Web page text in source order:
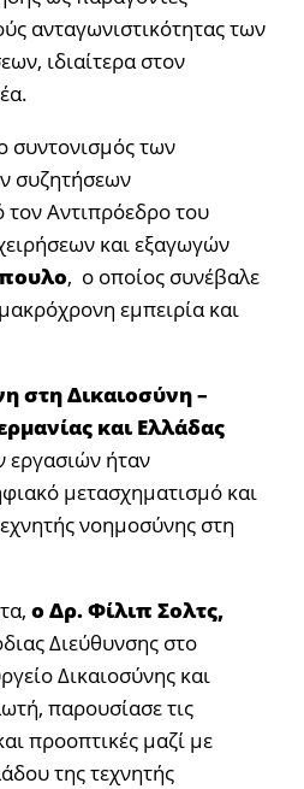
ανταγωνιστικότητας των
ιδιαίτερα στον
συντονισμός των
συζητήσεων
Αντιπρόεδρο του
και εξαγωγών
, ο οποίος συνέβαλε
εμπειρία και
στη Δικαιοσύνη –
και Ελλάδας
εργασιών ήταν
μετασχηματισμό και
νοημοσύνης στη
ο Δρ. Φίλιπ Σολτς,
Διεύθυνσης στο
Δικαιοσύνης και
παρουσίασε τις
προοπτικές μαζί με
της τεχνητής